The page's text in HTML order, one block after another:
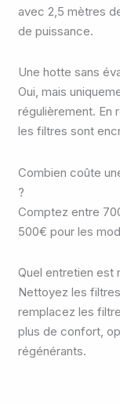
avec 2,5 mètres
de puissance.
Une hotte sans
Oui, mais
régulièrement. En
les filtres sont
Combien coûte
?
Comptez entre
500€ pour les
Quel entretien est
Nettoyez les
remplacez les
plus de confort,
régénérants.